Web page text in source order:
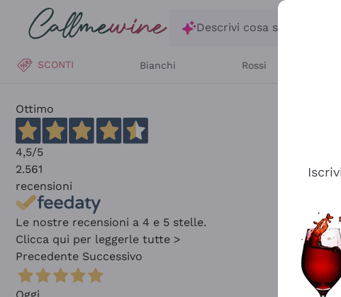
Salta al contenuto principale
Descrivi cosa stai cercando
SCONTI Bianchi Rossi
Ottimo
4,5/5
2.561
recensioni
Le nostre recensioni a 4 e 5 stelle.
Clicca qui per leggerle tutte >
Precedente Successivo